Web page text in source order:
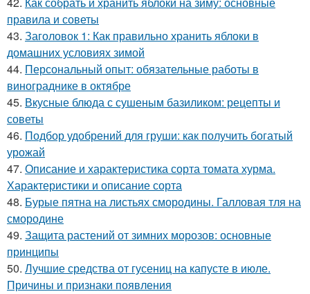
правила и советы
43. Заголовок 1: Как правильно хранить яблоки в
домашних условиях зимой
44. Персональный опыт: обязательные работы в
винограднике в октябре
45. Вкусные блюда с сушеным базиликом: рецепты и
советы
46. Подбор удобрений для груши: как получить богатый
урожай
47. Описание и характеристика сорта томата хурма.
Характеристики и описание сорта
48. Бурые пятна на листьях смородины. Галловая тля на
смородине
49. Защита растений от зимних морозов: основные
принципы
50. Лучшие средства от гусениц на капусте в июле.
Причины и признаки появления